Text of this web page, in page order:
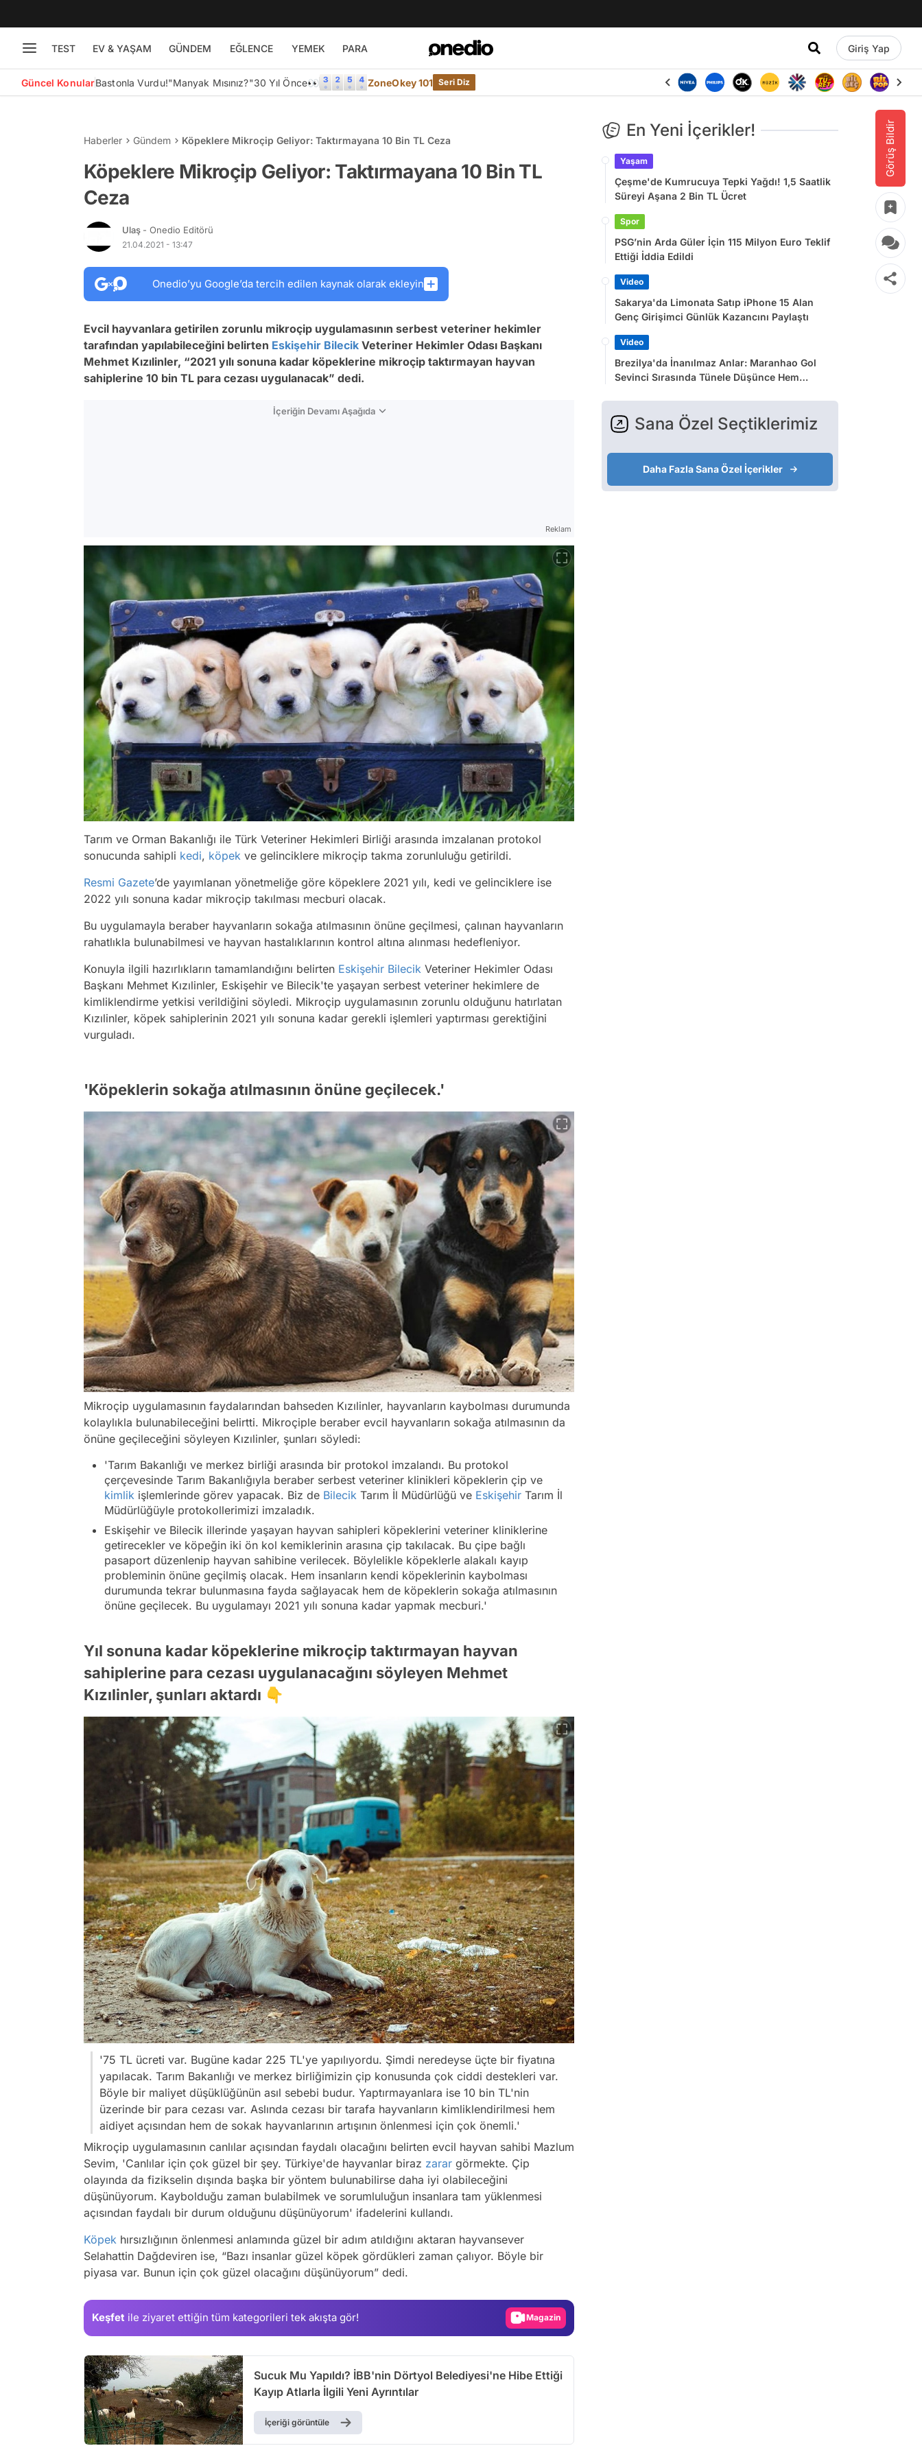
TEST EV & YAŞAM GÜNDEM EĞLENCE YEMEK PARA Giriş Yap
Güncel KonularBastonla Vurdu!"Manyak Mısınız?"30 Yıl Önce👀 ZoneOkey 101 Seri Diz
Görüş Bildir
Haberler Gündem Köpeklere Mikroçip Geliyor: Taktırmayana 10 Bin TL Ceza
Köpeklere Mikroçip Geliyor: Taktırmayana 10 Bin TL
Ceza
Ulaş - Onedio Editörü
21.04.2021 - 13:47
Onedio’yu Google’da tercih edilen kaynak olarak ekleyin
Evcil hayvanlara getirilen zorunlu mikroçip uygulamasının serbest veteriner hekimler
tarafından yapılabileceğini belirten Eskişehir Bilecik Veteriner Hekimler Odası Başkanı
Mehmet Kızılinler, “2021 yılı sonuna kadar köpeklerine mikroçip taktırmayan hayvan
sahiplerine 10 bin TL para cezası uygulanacak” dedi.
İçeriğin Devamı Aşağıda
Reklam
Tarım ve Orman Bakanlığı ile Türk Veteriner Hekimleri Birliği arasında imzalanan protokol
sonucunda sahipli kedi, köpek ve gelinciklere mikroçip takma zorunluluğu getirildi.
Resmi Gazete’de yayımlanan yönetmeliğe göre köpeklere 2021 yılı, kedi ve gelinciklere ise
2022 yılı sonuna kadar mikroçip takılması mecburi olacak.
Bu uygulamayla beraber hayvanların sokağa atılmasının önüne geçilmesi, çalınan hayvanların
rahatlıkla bulunabilmesi ve hayvan hastalıklarının kontrol altına alınması hedefleniyor.
Konuyla ilgili hazırlıkların tamamlandığını belirten Eskişehir Bilecik Veteriner Hekimler Odası
Başkanı Mehmet Kızılinler, Eskişehir ve Bilecik'te yaşayan serbest veteriner hekimlere de
kimliklendirme yetkisi verildiğini söyledi. Mikroçip uygulamasının zorunlu olduğunu hatırlatan
Kızılinler, köpek sahiplerinin 2021 yılı sonuna kadar gerekli işlemleri yaptırması gerektiğini
vurguladı.
'Köpeklerin sokağa atılmasının önüne geçilecek.'
Mikroçip uygulamasının faydalarından bahseden Kızılinler, hayvanların kaybolması durumunda
kolaylıkla bulunabileceğini belirtti. Mikroçiple beraber evcil hayvanların sokağa atılmasının da
önüne geçileceğini söyleyen Kızılinler, şunları söyledi:
'Tarım Bakanlığı ve merkez birliği arasında bir protokol imzalandı. Bu protokol
çerçevesinde Tarım Bakanlığıyla beraber serbest veteriner klinikleri köpeklerin çip ve
kimlik işlemlerinde görev yapacak. Biz de Bilecik Tarım İl Müdürlüğü ve Eskişehir Tarım İl
Müdürlüğüyle protokollerimizi imzaladık.
Eskişehir ve Bilecik illerinde yaşayan hayvan sahipleri köpeklerini veteriner kliniklerine
getirecekler ve köpeğin iki ön kol kemiklerinin arasına çip takılacak. Bu çipe bağlı
pasaport düzenlenip hayvan sahibine verilecek. Böylelikle köpeklerle alakalı kayıp
probleminin önüne geçilmiş olacak. Hem insanların kendi köpeklerinin kaybolması
durumunda tekrar bulunmasına fayda sağlayacak hem de köpeklerin sokağa atılmasının
önüne geçilecek. Bu uygulamayı 2021 yılı sonuna kadar yapmak mecburi.'
Yıl sonuna kadar köpeklerine mikroçip taktırmayan hayvan
sahiplerine para cezası uygulanacağını söyleyen Mehmet
Kızılinler, şunları aktardı 👇
'75 TL ücreti var. Bugüne kadar 225 TL'ye yapılıyordu. Şimdi neredeyse üçte bir fiyatına
yapılacak. Tarım Bakanlığı ve merkez birliğimizin çip konusunda çok ciddi destekleri var.
Böyle bir maliyet düşüklüğünün asıl sebebi budur. Yaptırmayanlara ise 10 bin TL'nin
üzerinde bir para cezası var. Aslında cezası bir tarafa hayvanların kimliklendirilmesi hem
aidiyet açısından hem de sokak hayvanlarının artışının önlenmesi için çok önemli.'
Mikroçip uygulamasının canlılar açısından faydalı olacağını belirten evcil hayvan sahibi Mazlum
Sevim, 'Canlılar için çok güzel bir şey. Türkiye'de hayvanlar biraz zarar görmekte. Çip
olayında da fizikselin dışında başka bir yöntem bulunabilirse daha iyi olabileceğini
düşünüyorum. Kaybolduğu zaman bulabilmek ve sorumluluğun insanlara tam yüklenmesi
açısından faydalı bir durum olduğunu düşünüyorum' ifadelerini kullandı.
Köpek hırsızlığının önlenmesi anlamında güzel bir adım atıldığını aktaran hayvansever
Selahattin Dağdeviren ise, “Bazı insanlar güzel köpek gördükleri zaman çalıyor. Böyle bir
piyasa var. Bunun için çok güzel olacağını düşünüyorum” dedi.
Keşfet ile ziyaret ettiğin tüm kategorileri tek akışta gör! Video
Sucuk Mu Yapıldı? İBB'nin Dörtyol Belediyesi'ne Hibe Ettiği
Kayıp Atlarla İlgili Yeni Ayrıntılar
İçeriği görüntüle
En Yeni İçerikler!
Yaşam
Çeşme'de Kumrucuya Tepki Yağdı! 1,5 Saatlik
Süreyi Aşana 2 Bin TL Ücret
Spor
PSG’nin Arda Güler İçin 115 Milyon Euro Teklif
Ettiği İddia Edildi
Video
Sakarya'da Limonata Satıp iPhone 15 Alan
Genç Girişimci Günlük Kazancını Paylaştı
Video
Brezilya'da İnanılmaz Anlar: Maranhao Gol
Sevinci Sırasında Tünele Düşünce Hem
Sana Özel Seçtiklerimiz
Daha Fazla Sana Özel İçerikler